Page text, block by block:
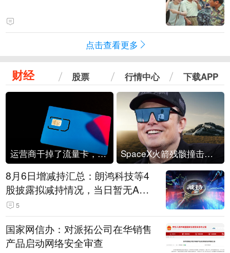
点击查看更多
财经 股票 行情中心 下载APP
运营商干掉了流量卡，他们真的玩不起了 SpaceX火箭残骸撞击月球
8月6日增减持汇总：朗鸿科技等4
股披露拟减持情况，当日暂无A股
公司披露拟增持情况（表）
5
国家网信办：对派拓公司在华销售
产品启动网络安全审查